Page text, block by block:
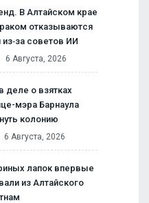
В Алтайском крае
отказываются
из‑за советов ИИ
6 Августа, 2026
деле о взятках
мэра Барнаула
колонию
6 Августа, 2026
лапок впервые
из Алтайского